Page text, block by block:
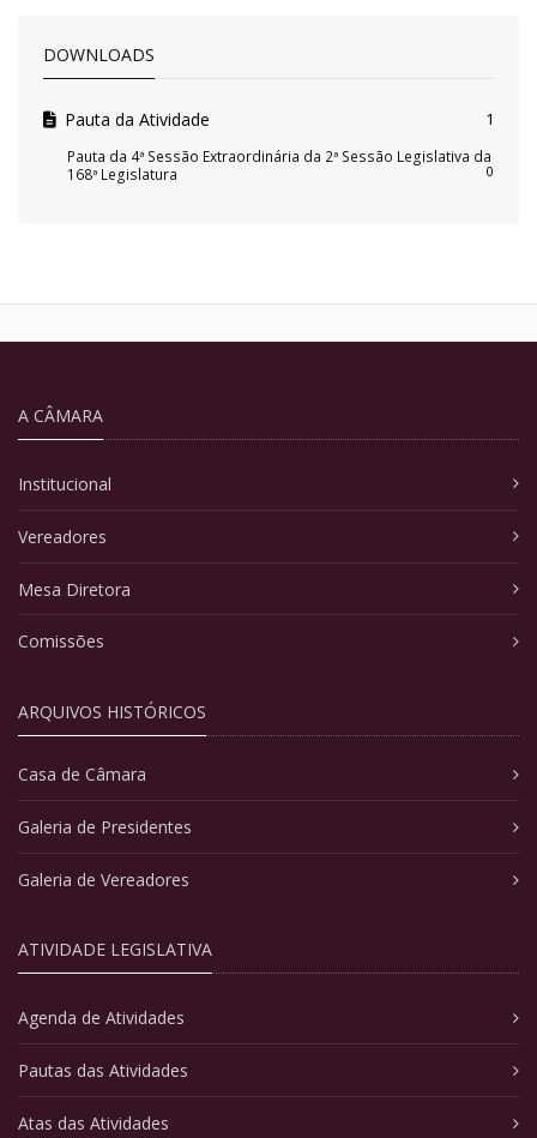
DOWNLOADS
Pauta da Atividade 1
Pauta da 4ª Sessão Extraordinária da 2ª Sessão Legislativa da
168ª Legislatura
0
A CÂMARA
Institucional
Vereadores
Mesa Diretora
Comissões
ARQUIVOS HISTÓRICOS
Casa de Câmara
Galeria de Presidentes
Galeria de Vereadores
ATIVIDADE LEGISLATIVA
Agenda de Atividades
Pautas das Atividades
Atas das Atividades